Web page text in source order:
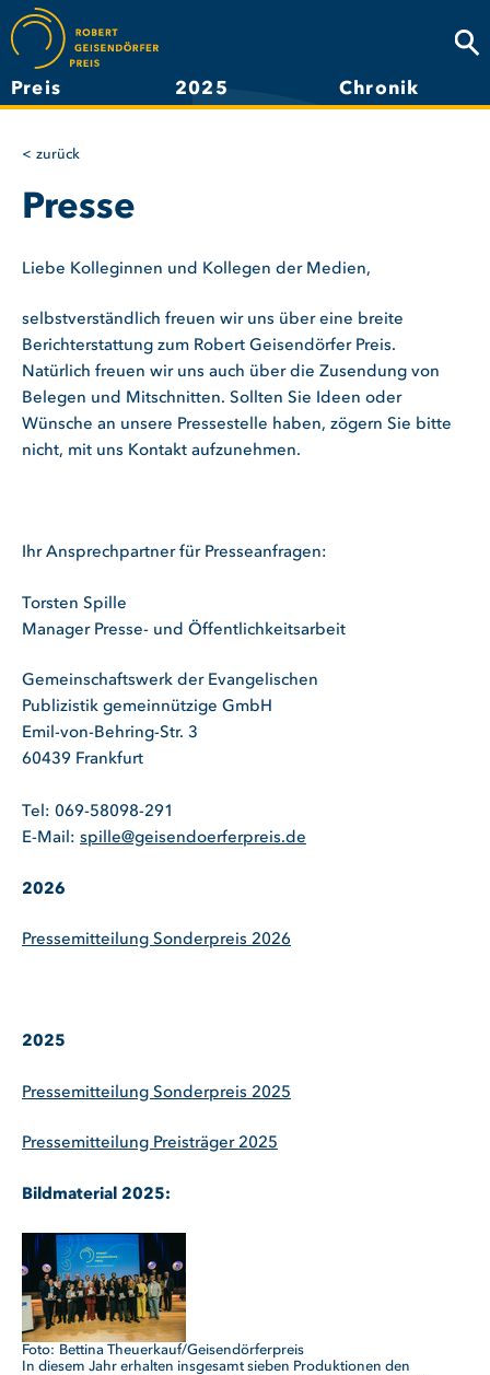
Direkt
zum
Inhalt
Preis 2025 Chronik
zurück
Presse
Liebe Kolleginnen und Kollegen der Medien,
selbstverständlich freuen wir uns über eine breite
Berichterstattung zum Robert Geisendörfer Preis.
Natürlich freuen wir uns auch über die Zusendung von
Belegen und Mitschnitten. Sollten Sie Ideen oder
Wünsche an unsere Pressestelle haben, zögern Sie bitte
nicht, mit uns Kontakt aufzunehmen.
Ihr Ansprechpartner für Presseanfragen:
Torsten Spille
Manager Presse- und Öffentlichkeitsarbeit
Gemeinschaftswerk der Evangelischen
Publizistik gemeinnützige GmbH
Emil-von-Behring-Str. 3
60439 Frankfurt
Tel: 069-58098-291
E-Mail: spille@geisendoerferpreis.de
2026
Pressemitteilung Sonderpreis 2026
2025
Pressemitteilung Sonderpreis 2025
Pressemitteilung Preisträger 2025
Bildmaterial 2025:
Bettina Theuerkauf/Geisendörferpreis
In diesem Jahr erhalten insgesamt sieben Produktionen den